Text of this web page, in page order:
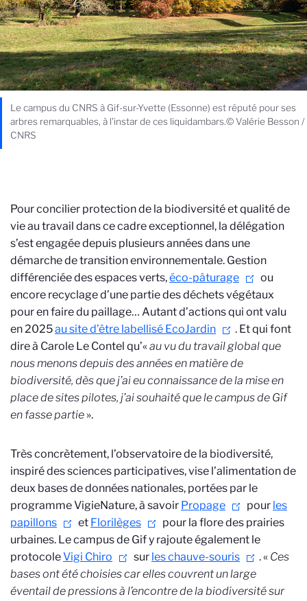
Le campus du CNRS à Gif-sur-Yvette (Essonne) est réputé pour ses
arbres remarquables, à l'instar de ces liquidambars.© Valérie Besson /
CNRS
Pour concilier protection de la biodiversité et qualité de
vie au travail dans ce cadre exceptionnel, la délégation
s’est engagée depuis plusieurs années dans une
démarche de transition environnementale. Gestion
différenciée des espaces verts,éco-pâturage
ou
encore recyclage d’une partie des déchets végétaux
pour en faire du paillage… Autant d’actions qui ont valu
en 2025au site d’être labellisé EcoJardin
. Et qui font
dire à Carole Le Contel qu’«au vu du travail global que
nous menons depuis des années en matière de
biodiversité, dès que j’ai eu connaissance de la mise en
place de sites pilotes, j’ai souhaité que le campus de Gif
en fasse partie ».
Très concrètement, l’observatoire de la biodiversité,
inspiré des sciences participatives, vise l’alimentation de
deux bases de données nationales, portées par le
programme VigieNature, à savoir Propage pour les
papillons
et Florilèges
pour la flore des prairies
urbaines. Le campus de Gif y rajoute également le
protocoleVigi Chiro sur les chauve-souris . « Ces
bases ont été choisies car elles couvrent un large
éventail de pressions à l’encontre de la biodiversité sur